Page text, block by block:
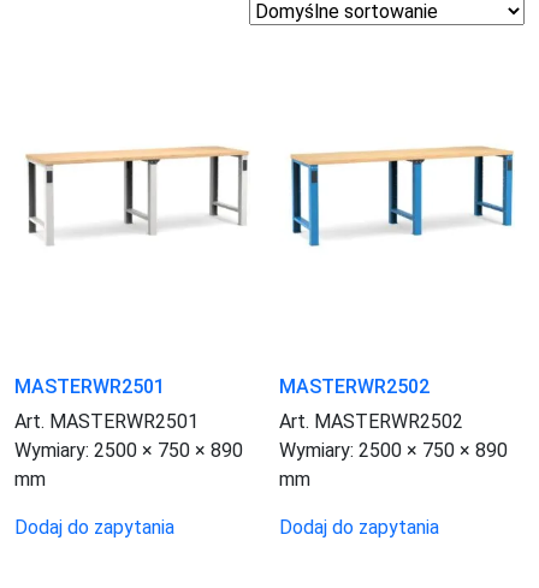
MASTERWR2501
Art. MASTERWR2501
Wymiary: 2500 × 750 × 890
mm
Dodaj do zapytania
MASTERWR2502
Art. MASTERWR2502
Wymiary:2500 × 750 × 890
mm
Dodaj do zapytania